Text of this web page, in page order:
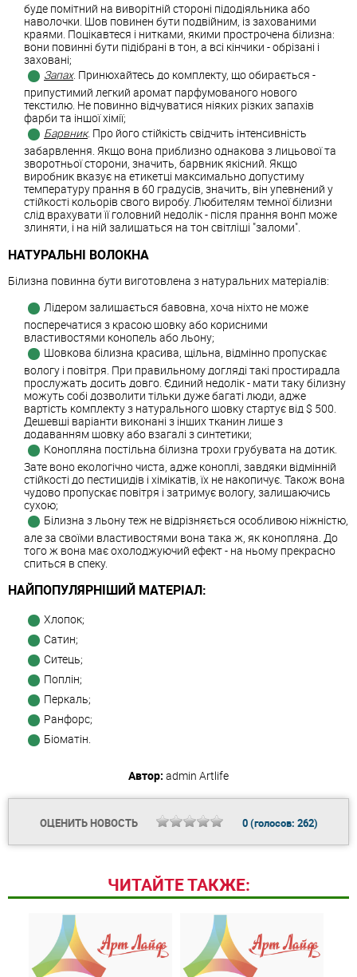
буде помітний на виворітній стороні підодіяльника або
наволочки. Шов повинен бути подвійним, із захованими
краями. Поцікавтеся і нитками, якими прострочена білизна:
вони повинні бути підібрані в тон, а всі кінчики - обрізані і
заховані;
Запах. Принюхайтесь до комплекту, що обирається -
припустимий легкий аромат парфумованого нового
текстилю. Не повинно відчуватися ніяких різких запахів
фарби та іншої хімії;
Барвник. Про його стійкість свідчить інтенсивність
забарвлення. Якщо вона приблизно однакова з лицьової та
зворотньої сторони, значить, барвник якісний. Якщо
виробник вказує на етикетці максимально допустиму
температуру прання в 60 градусів, значить, він упевнений у
стійкості кольорів свого виробу. Любителям темної білизни
слід врахувати її головний недолік - після прання вонп може
злиняти, і на ній залишаться на тон світліші "заломи".
НАТУРАЛЬНІ ВОЛОКНА
Білизна повинна бути виготовлена з натуральних матеріалів:
Лідером залишається бавовна, хоча ніхто не може
посперечатися з красою шовку або корисними
властивостями конопель або льону;
Шовкова білизна красива, щільна, відмінно пропускає
вологу і повітря. При правильному догляді такі простирадла
прослужать досить довго. Єдиний недолік - мати таку білизну
можуть собі дозволити тільки дуже багаті люди, адже
вартість комплекту з натурального шовку стартує від $ 500.
Дешевші варіанти виконані з інших тканин лише з
додаванням шовку або взагалі з синтетики;
Конопляна постільна білизна трохи грубувата на дотик.
Зате воно екологічно чиста, адже коноплі, завдяки відмінній
стійкості до пестицидів і хімікатів, їх не накопичує. Також вона
чудово пропускає повітря і затримує вологу, залишаючись
сухою;
Білизна з льону теж не відрізняється особливою ніжністю,
але за своїми властивостями вона така ж, як конопляна. До
того ж вона має охолоджуючий ефект - на ньому прекрасно
спиться в спеку.
НАЙПОПУЛЯРНІШИЙ МАТЕРІАЛ:
Хлопок;
Сатин;
Ситець;
Поплін;
Перкаль;
Ранфорс;
Біоматін.
Автор: admin Artlife
ОЦЕНИТЬ НОВОСТЬ 0(голосов: 262)
ЧИТАЙТЕ ТАКЖЕ: